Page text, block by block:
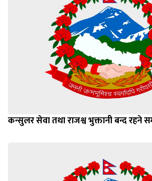
कन्सुलर सेवा तथा राजश्व भुक्तानी बन्द रहने